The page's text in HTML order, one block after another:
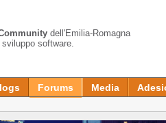
dell'Emilia-Romagna
software.
Forums Media